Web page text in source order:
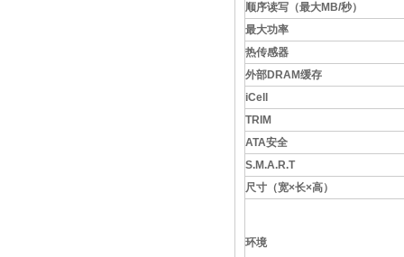
顺序读写（最大MB/秒）
最大功率
热传感器
外部DRAM缓存
iCell
TRIM
ATA安全
S.M.A.R.T
尺寸（宽×长×高）
环境